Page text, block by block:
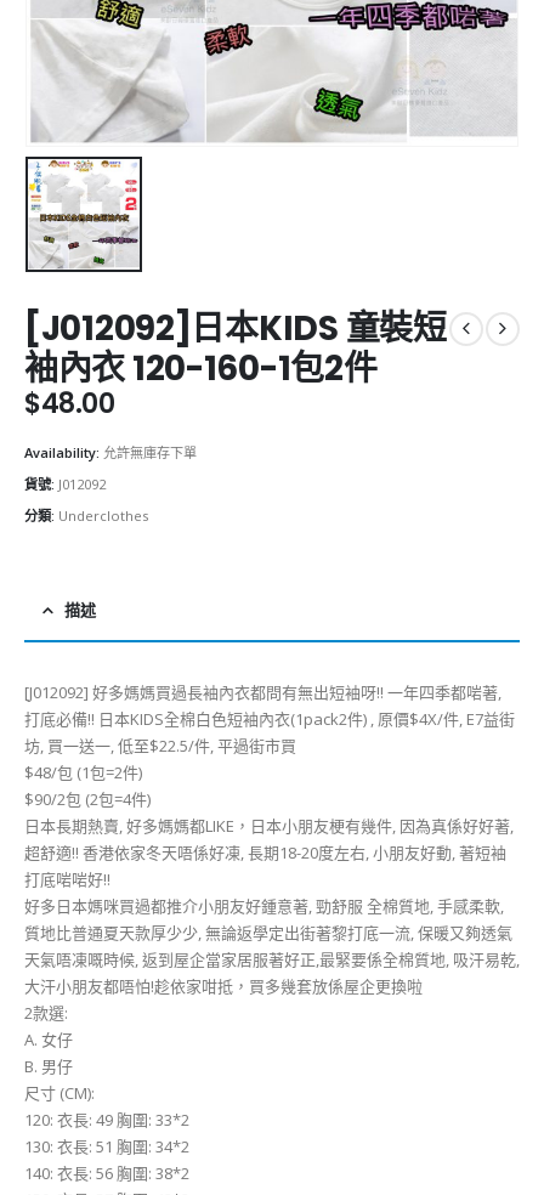
[J012092]日本KIDS 童裝短
袖內衣 120-160-1包2件
$48.00
Availability: 允許無庫存下單
貨號: J012092
分類: Underclothes
描述
[J012092] 好多媽媽買過長袖內衣都問有無出短袖呀!! 一年四季都啱著,
打底必備!! 日本KIDS全棉白色短袖內衣(1pack2件) , 原價$4X/件, E7益街
坊, 買一送一, 低至$22.5/件, 平過街市買
$48/包 (1包=2件)
$90/2包 (2包=4件)
日本長期熱賣, 好多媽媽都LIKE，日本小朋友梗有幾件, 因為真係好好著,
超舒適!! 香港依家冬天唔係好凍, 長期18-20度左右, 小朋友好動, 著短袖
打底啱啱好!!
好多日本媽咪買過都推介小朋友好鍾意著, 勁舒服 全棉質地, 手感柔軟,
質地比普通夏天款厚少少, 無論返學定出街著黎打底一流, 保暖又夠透氣
天氣唔凍嘅時候, 返到屋企當家居服著好正,最緊要係全棉質地, 吸汗易乾,
大汗小朋友都唔怕!趁依家咁抵，買多幾套放係屋企更換啦
2款選:
A. 女仔
B. 男仔
尺寸 (CM):
120: 衣長: 49 胸圍: 33*2
130: 衣長: 51 胸圍: 34*2
140: 衣長: 56 胸圍: 38*2